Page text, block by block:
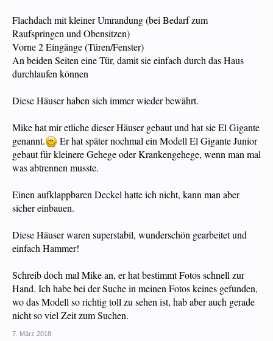
Flachdach mit kleiner Umrandung (bei Bedarf zum
Raufspringen und Obensitzen)
Vorne 2 Eingänge (Türen/Fenster)
An beiden Seiten eine Tür, damit sie einfach durch das Haus
durchlaufen können
Diese Häuser haben sich immer wieder bewährt.
Mike hat mir etliche dieser Häuser gebaut und hat sie El Gigante
genannt.
Er hat später nochmal ein Modell El Gigante Junior
gebaut für kleinere Gehege oder Krankengehege, wenn man mal
was abtrennen musste.
Einen aufklappbaren Deckel hatte ich nicht, kann man aber
sicher einbauen.
Diese Häuser waren superstabil, wunderschön gearbeitet und
einfach Hammer!
Schreib doch mal Mike an, er hat bestimmt Fotos schnell zur
Hand. Ich habe bei der Suche in meinen Fotos keines gefunden,
wo das Modell so richtig toll zu sehen ist, hab aber auch gerade
nicht so viel Zeit zum Suchen.
7. März 2018